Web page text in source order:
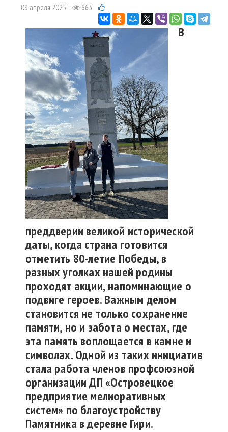
08 апреля 2025 663
В
преддверии великой исторической
даты, когда страна готовится
отметить 80-летие Победы, в
разных уголкахнашей родины
проходят акции, напоминающие о
подвиге героев. Важным делом
становится не только сохранение
памяти, но и забота о местах, где
эта память воплощается в камне и
символах. Одной из таких инициатив
стала работа членов профсоюзной
организации ДП «Островецкое
предприятие мелиоративных
систем» по благоустройству
Памятника в деревне Гири.